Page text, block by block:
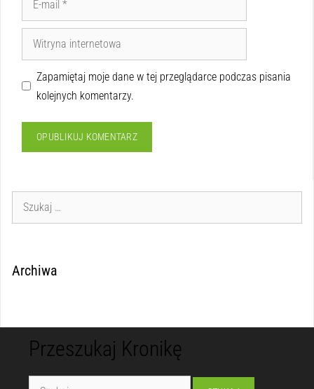
Zapamiętaj moje dane w tej przeglądarce podczas pisania
kolejnych komentarzy.
Archiwa
Przeszukaj Kronikę